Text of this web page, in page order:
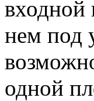
входной
нем под
одной